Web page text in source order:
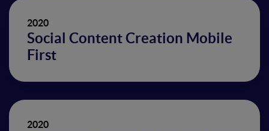
2020
Social Content Creation Mobile
First
2020